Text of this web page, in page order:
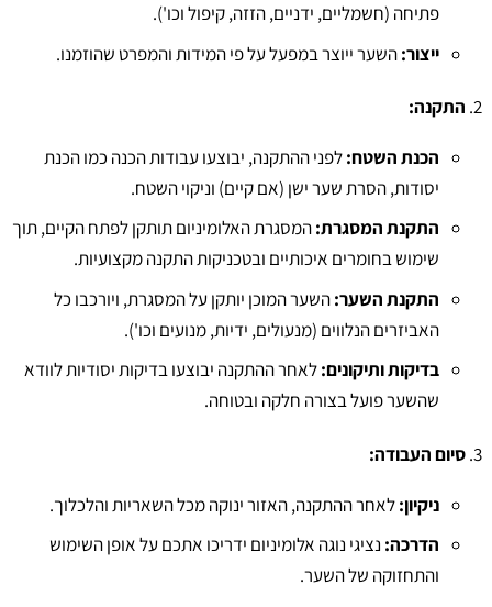
פתיחה (חשמליים, ידניים, הזזה, קיפול וכו').
ייצור:השער ייוצר במפעל על פי המידות והמפרט שהוזמנו.
התקנה:
הכנת השטח:לפני ההתקנה, יבוצעו עבודות הכנה כמו הכנת
יסודות, הסרת שער ישן (אם קיים) וניקוי השטח.
התקנת המסגרת:המסגרת האלומיניום תותקן לפתח הקיים, תוך
שימוש בחומרים איכותיים ובטכניקות התקנה מקצועיות.
התקנת השער:השער המוכן יותקן על המסגרת, ויורכבו כל
האביזרים הנלווים (מנעולים, ידיות, מנועים וכו').
בדיקות ותיקונים:לאחר ההתקנה יבוצעו בדיקות יסודיות לוודא
שהשער פועל בצורה חלקה ובטוחה.
סיום העבודה:
ניקיון:לאחר ההתקנה, האזור ינוקה מכל השאריות והלכלוך.
הדרכה: נציגי נוגה אלומיניום ידריכו אתכם על אופן השימוש
והתחזוקה של השער.